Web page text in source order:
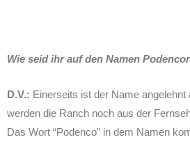
Wie seid ihr auf den Namen
D.V.: Einerseits ist der Name angelehnt
werden die Ranch noch aus der
Das Wort “Podenco” in dem Namen